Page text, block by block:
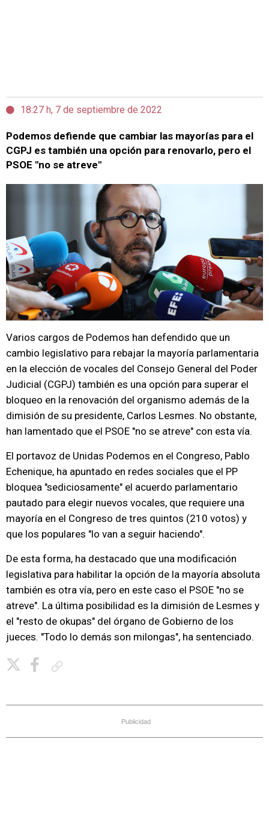
18:27 h, 7 de septiembre de 2022
Podemos defiende que cambiar las mayorías para el
CGPJ es también una opción para renovarlo, pero el
PSOE "no se atreve"
Varios cargos de Podemos han defendido que un
cambio legislativo para rebajar la mayoría parlamentaria
en la elección de vocales del Consejo General del Poder
Judicial (CGPJ) también es una opción para superar el
bloqueo en la renovación del organismo además de la
dimisión de su presidente, Carlos Lesmes. No obstante,
han lamentado que el PSOE "no se atreve" con esta vía.
El portavoz de Unidas Podemos en el Congreso, Pablo
Echenique, ha apuntado en redes sociales que el PP
bloquea "sediciosamente" el acuerdo parlamentario
pautado para elegir nuevos vocales, que requiere una
mayoría en el Congreso de tres quintos (210 votos) y
que los populares "lo van a seguir haciendo".
De esta forma, ha destacado que una modificación
legislativa para habilitar la opción de la mayoría absoluta
también es otra vía, pero en este caso el PSOE "no se
atreve". La última posibilidad es la dimisión de Lesmes y
el "resto de okupas" del órgano de Gobierno de los
jueces. "Todo lo demás son milongas", ha sentenciado.
Publicidad